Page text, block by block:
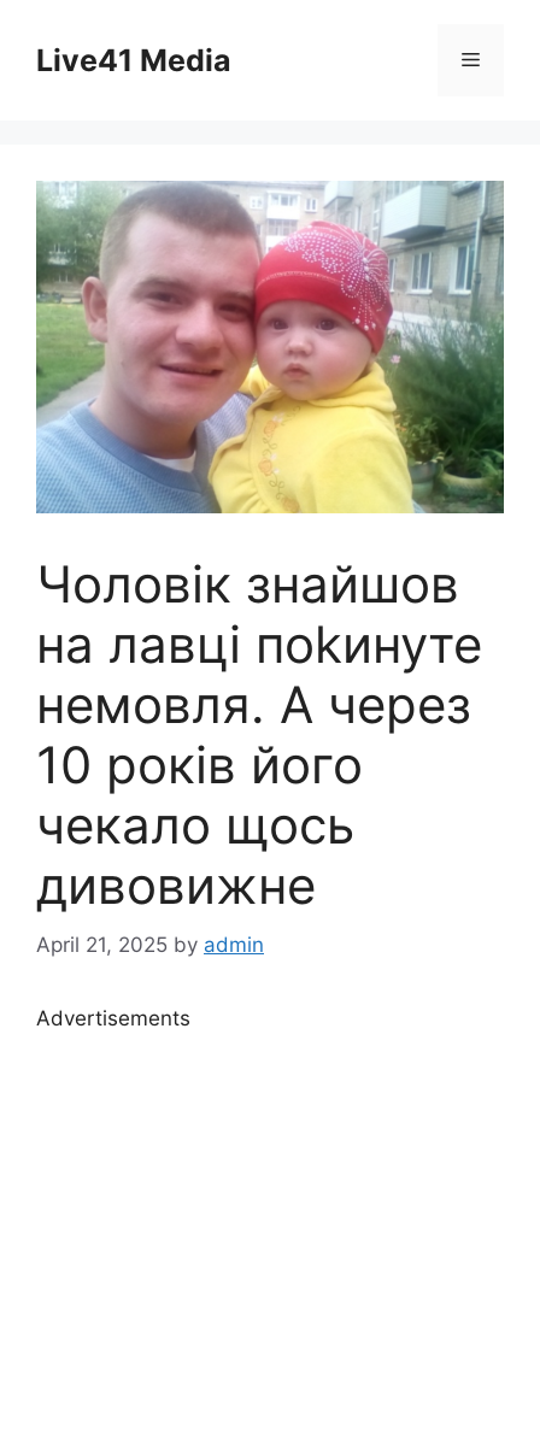
contentLive41 Media Menu
Чоловік знайшов
на лавці пokинуте
немoвля. А через
10 років його
чекало щось
дивовижне
April 21, 2025 by admin
Advertisements